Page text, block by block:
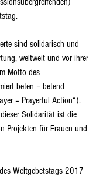
sind solidarisch und
weltweit und vor ihrer
Motto des
beten – betend
– Prayerful Action“).
Solidarität ist die
Projekten für Frauen und
Weltgebetstags 2017